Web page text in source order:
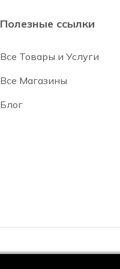
Полезные ссылки
Все Товары и Услуги
Все Магазины
Блог